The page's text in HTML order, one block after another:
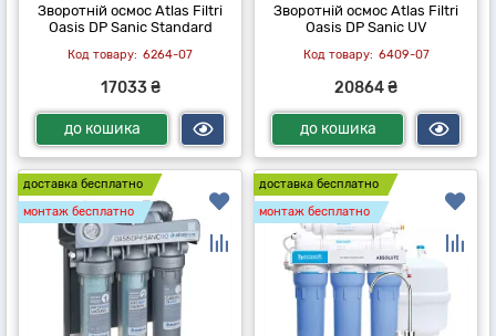
Зворотній осмос Atlas Filtri
Oasis DP Sanic Standard
6264-07
17033 ₴
до кошика
Зворотній осмос Atlas Filtri
Oasis DP Sanic UV
6409-07
20864 ₴
до кошика
доставка бесплатно
монтаж бесплатно
доставка бесплатно
монтаж бесплатно